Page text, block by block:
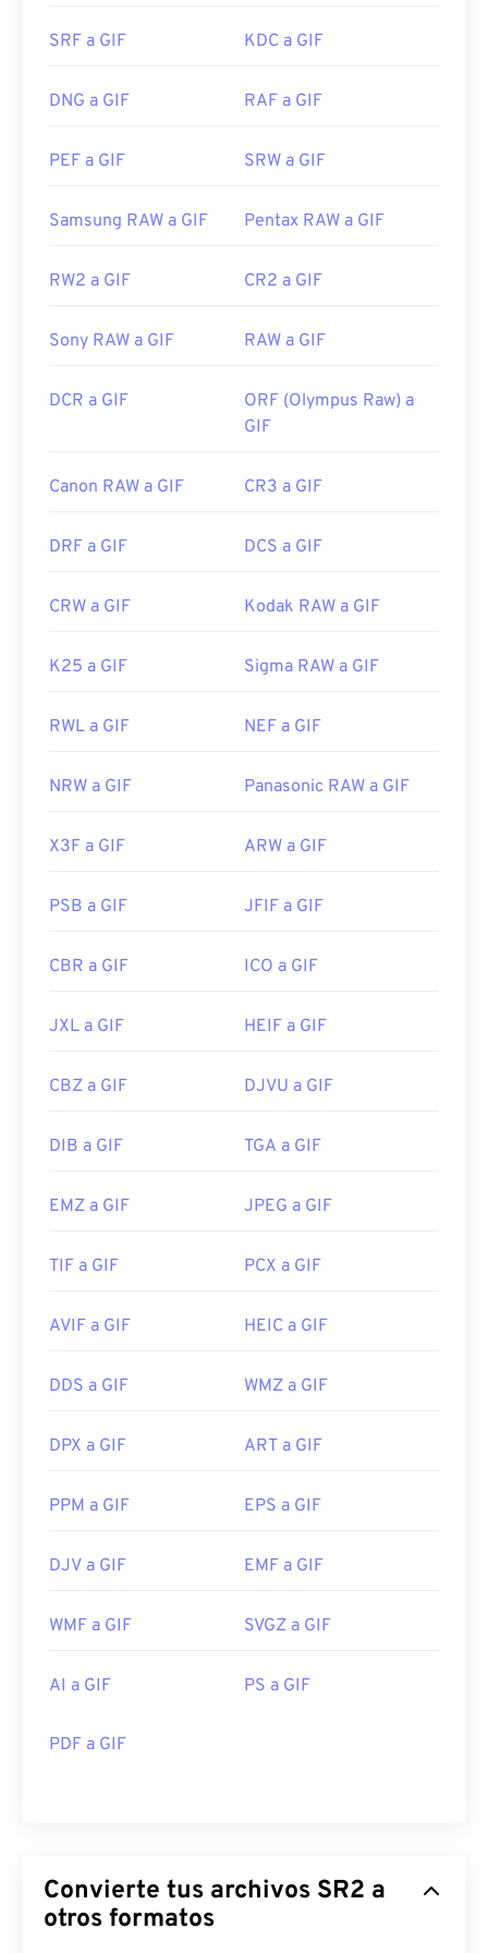
operativos. Para abrir un GIF y editarlo, use una
abra los GIF con
Microsoft Photos, Adobe
otros. En macOS, use visores y editores de
Lanzamiento inicial:
15 de junio de 1987
SRF a GIF KDC a GIF
DNG a GIF RAF a GIF
PEF a GIF SRW a GIF
Samsung RAW a GIF Pentax RAW a GIF
RW2 a GIF CR2 a GIF
Sony RAW a GIF RAW a GIF
DCR a GIF
ORF (Olympus Raw) a
GIF
Canon RAW a GIF CR3 a GIF
DRF a GIF DCS a GIF
CRW a GIF Kodak RAW a GIF
K25 a GIF Sigma RAW a GIF
RWL a GIF NEF a GIF
NRW a GIF Panasonic RAW a GIF
X3F a GIF ARW a GIF
PSB a GIF JFIF a GIF
CBR a GIF ICO a GIF
JXL a GIF HEIF a GIF
CBZ a GIF DJVU a GIF
DIB a GIF TGA a GIF
EMZ a GIF JPEG a GIF
TIF a GIF PCX a GIF
AVIF a GIF HEIC a GIF
DDS a GIF WMZ a GIF
DPX a GIF ART a GIF
PPM a GIF EPS a GIF
DJV a GIF EMF a GIF
WMF a GIF SVGZ a GIF
AI a GIF PS a GIF
PDF a GIF
Convierte tus archivos SR2 a
otros formatos